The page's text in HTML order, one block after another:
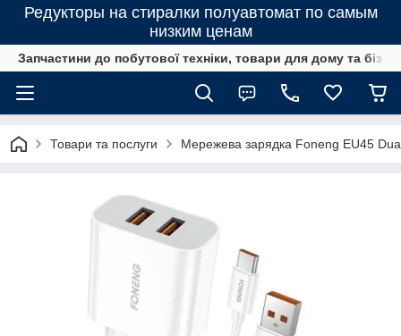
Редукторы на стиралки полуавтомат по самым
низким ценам
Запчастини до побутової техніки, товари для дому та
Товари та послуги Мережева зарядка Foneng EU45